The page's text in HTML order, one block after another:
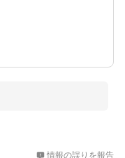
情報の誤りを報告